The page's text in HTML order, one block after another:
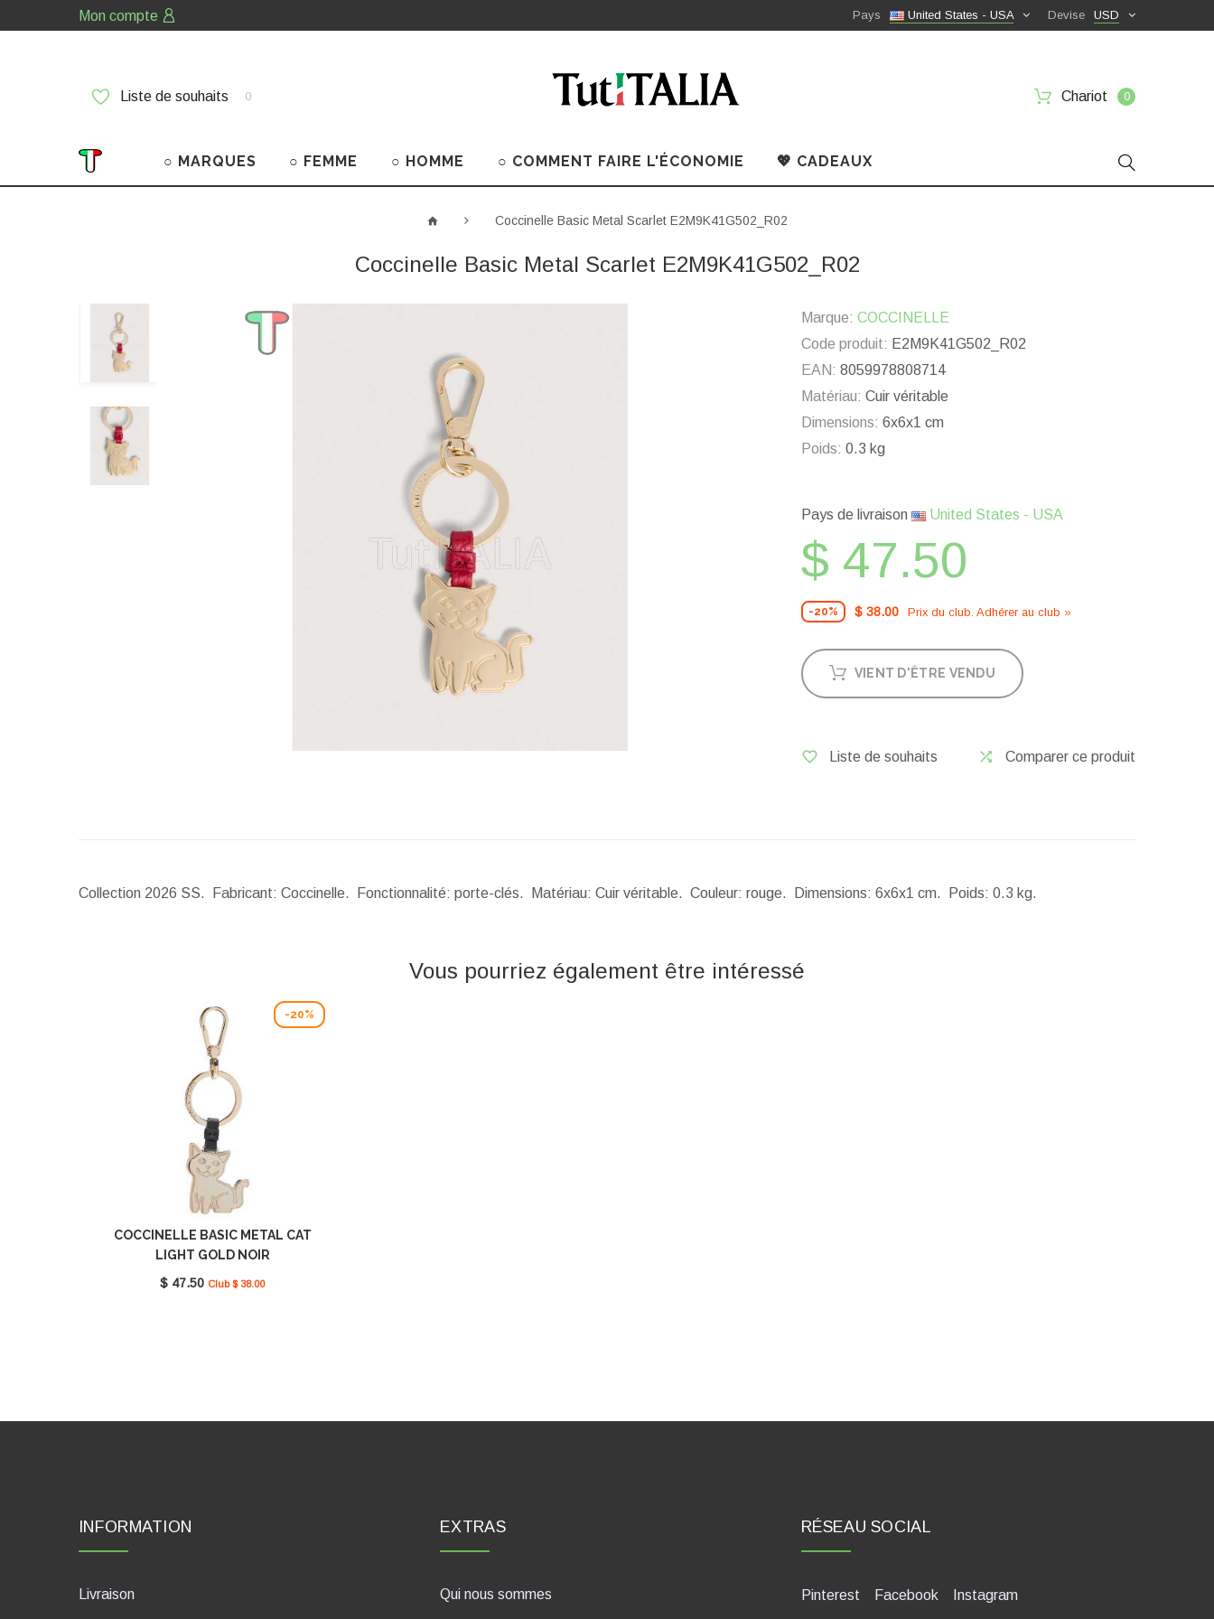
Mon compte USD
Devise
United States - USA
Pays
Liste de souhaits 0 Chariot 0
○ MARQUES ○ FEMME ○ HOMME ○ COMMENT FAIRE L'ÉCONOMIE 💖 CADEAUX
Coccinelle Basic Metal Scarlet E2M9K41G502_R02
Coccinelle Basic Metal Scarlet E2M9K41G502_R02
Marque: COCCINELLE
Code produit: E2M9K41G502_R02
EAN: 8059978808714
Matériau: Cuir véritable
Dimensions: 6x6x1 cm
Poids: 0.3 kg
Pays de livraison United States - USA
$ 47.50
-20% $ 38.00 Prix ​​du club. Adhérer au club »
VIENT D'ÊTRE VENDU
Liste de souhaits Comparer ce produit
Collection 2026 SS. Fabricant: Coccinelle. Fonctionnalité: porte-clés. Matériau: Cuir véritable. Couleur: rouge. Dimensions: 6x6x1 cm. Poids: 0.3 kg.
Vous pourriez également être intéressé
-20%
COCCINELLE BASIC METAL CAT
LIGHT GOLD NOIR
E2M9K41G502001
$ 47.50 Club $ 38.00
INFORMATION
Livraison
EXTRAS
Qui nous sommes
RÉSEAU SOCIAL
Pinterest Facebook Instagram